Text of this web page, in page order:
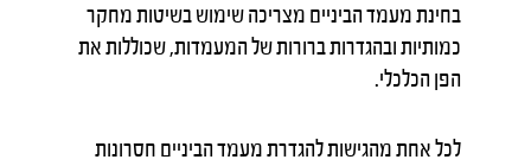
בחינת מעמד הביניים מצריכה שימוש בשיטות מחקר
כמותיות ובהגדרות ברורות של המעמדות, שכוללות את
הפן הכלכלי.
לכל אחת מהגישות להגדרת מעמד הביניים חסרונות